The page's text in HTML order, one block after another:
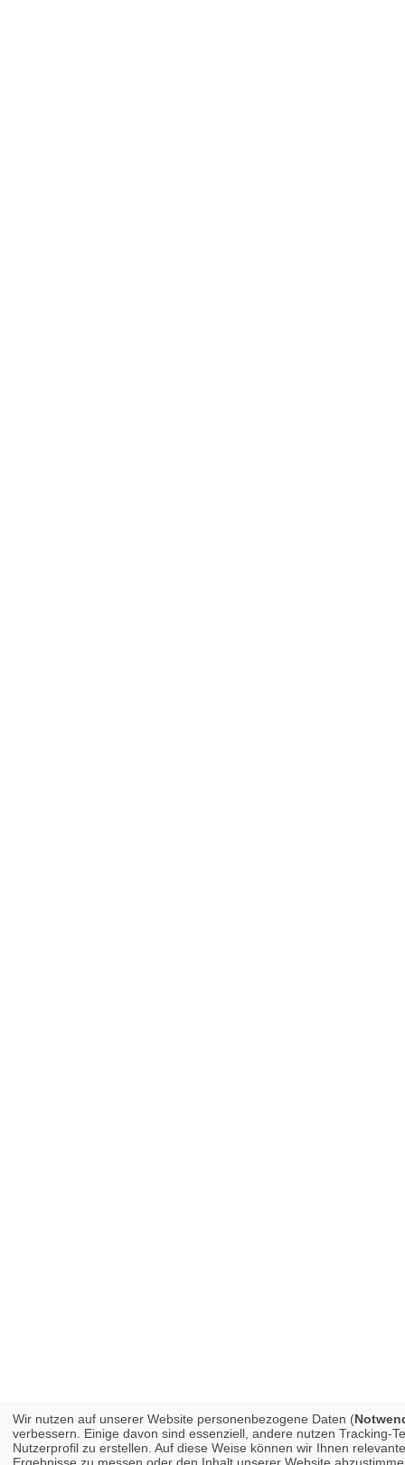
Wir nutzen auf unserer Website personenbezogene Daten (
verbessern. Einige davon sind essenziell, andere nutzen Tracking-
Nutzerprofil zu erstellen. Auf diese Weise können wir Ihnen